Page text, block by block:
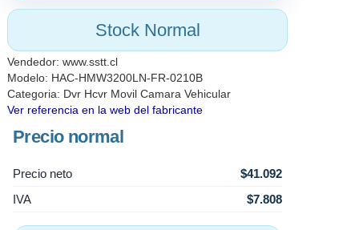
de luz.
Stock Normal
Vendedor: www.sstt.cl
Modelo: HAC-HMW3200LN-FR-0210B
Categoria: Dvr Hcvr Movil Camara Vehicular
Ver referencia en la web del fabricante
Precio normal
Precio neto
$41.092
IVA
$7.808